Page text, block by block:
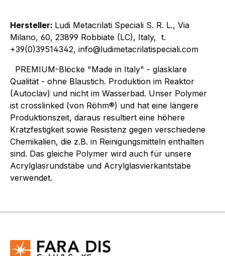
Hersteller: Ludi Metacrilati Speciali S. R. L., Via
Milano, 60, 23899 Robbiate (LC), Italy, t.
+39(0)39514342, info@ludimetacrilatispeciali.com
PREMIUM-Blöcke "Made in Italy" - glasklare
Qualität - ohne Blaustich. Produktion im Reaktor
(Autoclav) und nicht im Wasserbad. Unser Polymer
ist crosslinked (von Röhm®) und hat eine längere
Produktionszeit, daraus resultiert eine höhere
Kratzfestigkeit sowie Resistenz gegen verschiedene
Chemikalien, die z.B. in Reinigungsmitteln enthalten
sind. Das gleiche Polymer wird auch für unsere
Acrylglasrundstäbe und Acrylglasvierkantstäbe
verwendet.